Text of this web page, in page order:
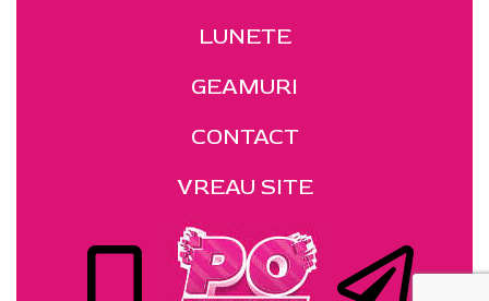
LUNETE
GEAMURI
CONTACT
VREAU SITE